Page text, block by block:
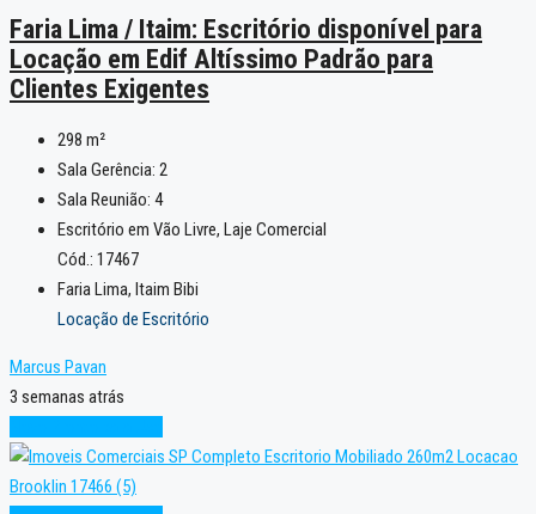
Faria Lima / Itaim: Escritório disponível para
Locação em Edif Altíssimo Padrão para
Clientes Exigentes
298 m²
Sala Gerência: 2
Sala Reunião: 4
Escritório em Vão Livre, Laje Comercial
Cód.: 17467
Faria Lima, Itaim Bibi
Locação de Escritório
Marcus Pavan
3 semanas atrás